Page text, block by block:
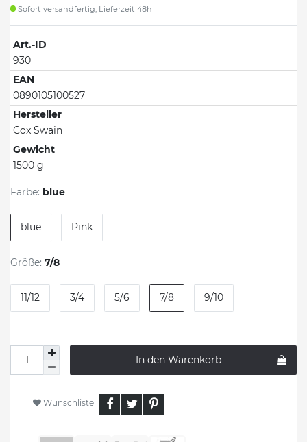
Sofort versandfertig, Lieferzeit 48h
Art.-ID
930
EAN
0890105100527
Hersteller
Cox Swain
Gewicht
1500 g
Farbe: blue
blue Pink
Größe: 7/8
11/12 3/4 5/6 7/8 9/10
In den Warenkorb
Wunschliste